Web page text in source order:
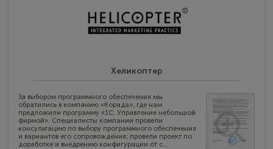
Хеликоптер
За выбором программного обеспечения мы
обратились в компанию «Корада», где нам
предложили программу «1C: Управление небольшой
фирмой». Специалисты компании провели
консультацию по выбору программного обеспечения
и вариантов его сопровождения; провели проект по
доработке и внедрению конфигурации от с...